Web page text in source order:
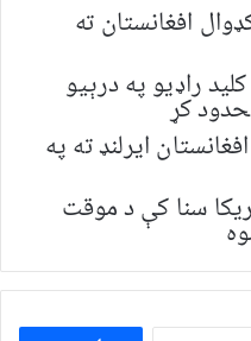
۲۲۲۱ افغان کډوال افغانستان ته
راډیو په درېیو
کړ
ایرلنډ ته په
سنا کې د موقت